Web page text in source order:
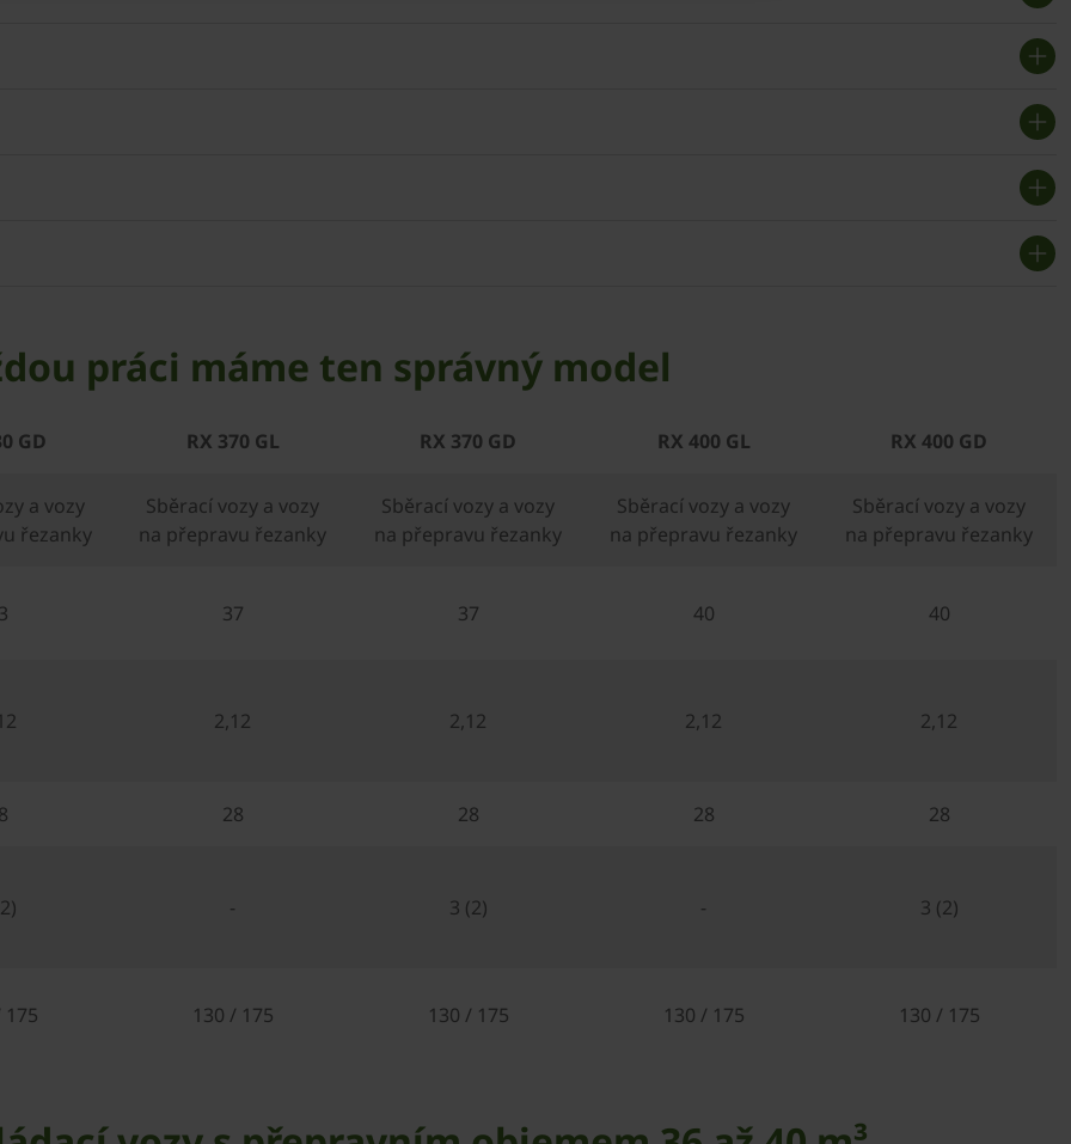
práci máme ten správný model
GD RX 370 GL RX 370 GD RX 400 GL RX 400 GD
a vozy
řezanky
Sběrací vozy a vozy
na přepravu řezanky
Sběrací vozy a vozy
na přepravu řezanky
Sběrací vozy a vozy
na přepravu řezanky
Sběrací vozy a vozy
na přepravu řezanky
37 37 40 40
2,12 2,12 2,12 2,12
28 28 28 28
- 3 (2) - 3 (2)
175 130 / 175 130 / 175 130 / 175 130 / 175